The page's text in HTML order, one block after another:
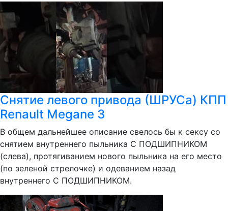
Снятие левого привода (ШРУСа) КПП
Renault Megane 3
В общем дальнейшее описание свелось бы к сексу со
снятием внутреннего пыльника С ПОДШИПНИКОМ
(слева), протягиванием нового пыльника на его место
(по зеленой стрелочке) и одеванием назад
внутреннего С ПОДШИПНИКОМ.